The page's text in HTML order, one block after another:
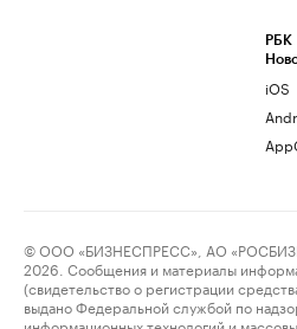
РБК
iOS
© ООО «БИЗНЕСПРЕСС», АО
2026. Сообщения и материалы
(свидетельство о регистрации
выдано Федеральной службой по